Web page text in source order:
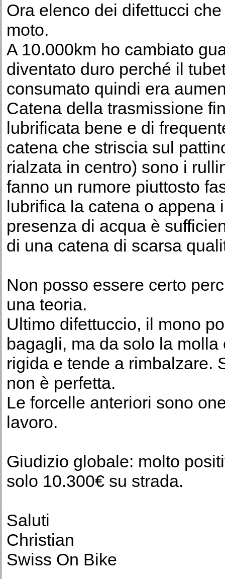
Ora elenco dei difettucci
moto.
A 10.000km ho cambiato
diventato duro perché il
consumato quindi era
Catena della trasmissione
lubrificata bene e di
catena che striscia sul
rialzata in centro) sono i
fanno un rumore piuttosto
lubrifica la catena o appena
presenza di acqua è
di una catena di scarsa
Non posso essere certo
una teoria.
Ultimo difettuccio, il mono
bagagli, ma da solo la
rigida e tende a rimbalzare.
non è perfetta.
Le forcelle anteriori sono
lavoro.
Giudizio globale: molto
solo 10.300€ su strada.
Saluti
Christian
Swiss On Bike